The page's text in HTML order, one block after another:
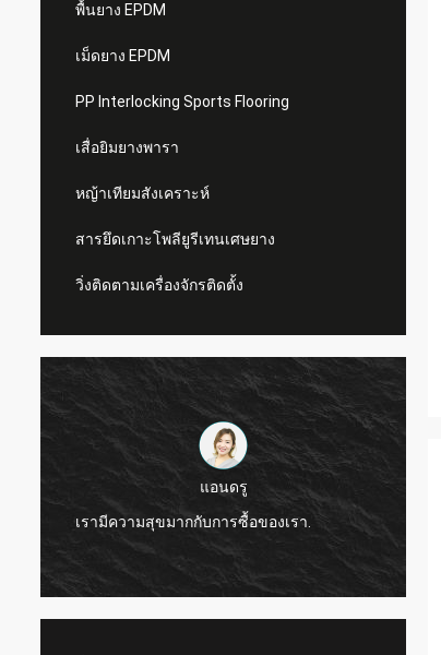
พื้นยาง EPDM
เม็ดยาง EPDM
PP Interlocking Sports Flooring
เสื่อยิมยางพารา
หญ้าเทียมสังเคราะห์
สารยึดเกาะโพลียูรีเทนเศษยาง
วิ่งติดตามเครื่องจักรติดตั้ง
แอนดรู
เรามีความสุขมากกับการซื้อของเรา.